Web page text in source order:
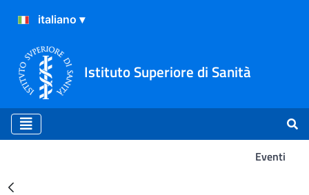
Istituto Superiore di Sanità
Eventi